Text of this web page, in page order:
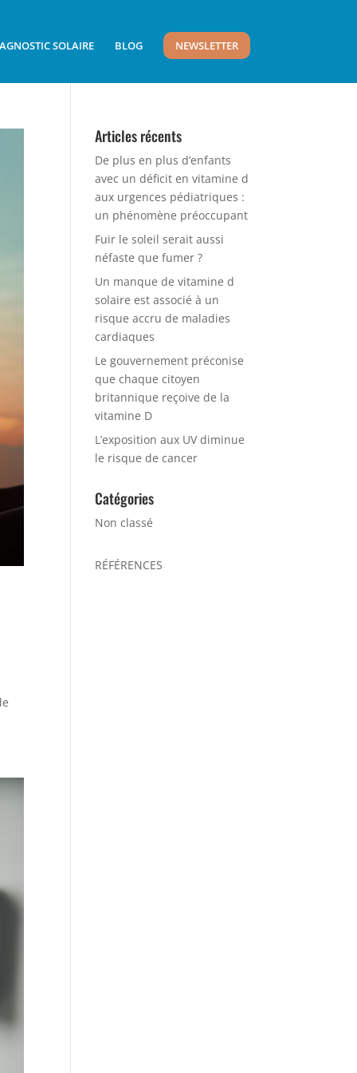
SOLAIRE BLOG NEWSLETTER
Articles récents
De plus en plus d’enfants
avec un déficit en vitamine d
aux urgences pédiatriques :
un phénomène préoccupant
Fuir le soleil serait aussi
néfaste que fumer ?
Un manque de vitamine d
solaire est associé à un
risque accru de maladies
cardiaques
Le gouvernement préconise
que chaque citoyen
britannique reçoive de la
vitamine D
L’exposition aux UV diminue
le risque de cancer
Catégories
Non classé
RÉFÉRENCES